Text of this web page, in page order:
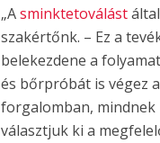
„Asminktetoválást
szakértőnk. – Ez a
belekezdene a
és bőrpróbát is végez
forgalomban, mindnek
választjuk ki a